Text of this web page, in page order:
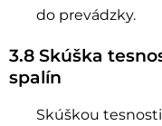
do prevádzky.
3.8 Skúška
spalín
Skúškou